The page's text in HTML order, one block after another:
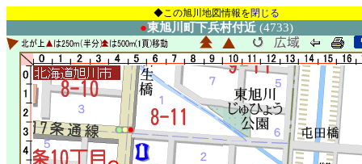
◆この旭川地図情報を閉じる
●東旭川町下兵村付近 (4733)